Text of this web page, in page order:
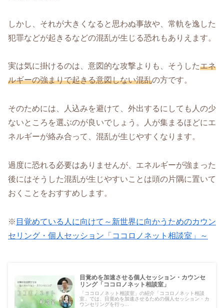
しかし、それが大きくなると思わぬ事故や、常軌を逸した
犯罪などが起きるなどの混乱が生じる恐れもありえます。
実は気に掛けるのは、意図的な攻撃よりも、そうしたエネ
ルギーの強まりで起きる意図しない混乱の方です。
そのためには、人込みを避けて、外出するにしても人の少
ないところを選ぶのが良いでしょう。人が集まるほどにエ
ネルギーが絡み合って、混乱が生じやすくなります。
過度に恐れる必要はありませんが、エネルギーが強まった
後にはそうした混乱が生じやすいことは頭の片隅に置いて
おくことをおすすめします。
※ 目覚めている人に向けて～新世界に向かうためのカウン
セリング・個人セッション「ココロノネット相談室」～
目覚めを加速させる個人セッション・カウンセ
リング「ココロノネット相談室」
「ココロノネット相談室」の紹介「ココロノネット相談
室」では、目覚めを加速させるための個人セッション・カ
ウンセリングを行っ...